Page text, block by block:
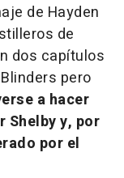
de Hayden
de
dos capítulos
pero
a hacer
Shelby y, por
por el